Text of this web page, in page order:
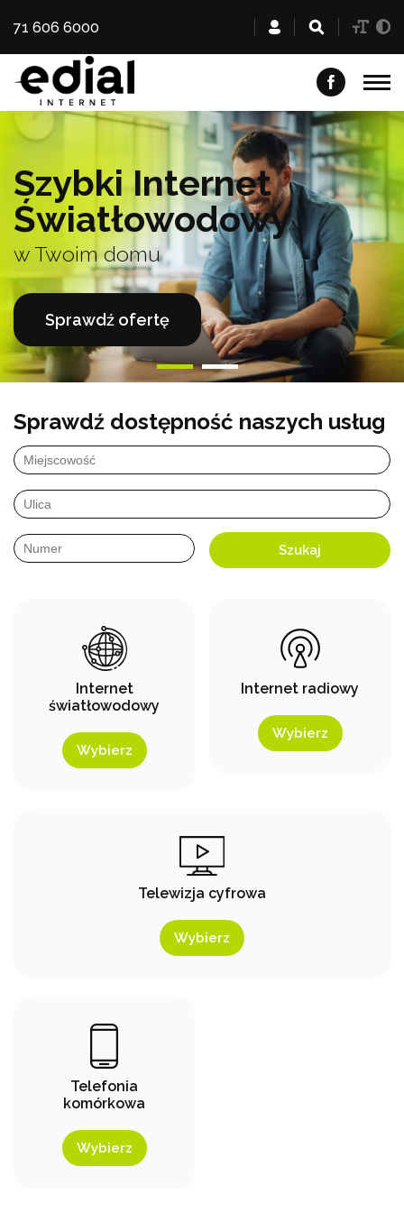
71 606 6000
Szybki Internet
Światłowodowy
w Twoim domu
Sprawdź ofertę
Sprawdź dostępność naszych usług
Szukaj
Internet
światłowodowy
Wybierz
Internet radiowy
Wybierz
Telewizja cyfrowa
Wybierz
Telefonia
komórkowa
Wybierz